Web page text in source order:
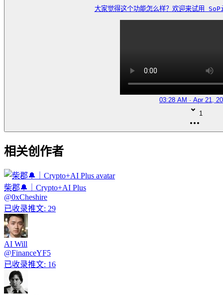
大家觉得这个功能怎么样？欢迎来试用
03:28 AM · Apr 21,
1
相关创作者
柴郡🔔｜Crypto+AI Plus
@0xCheshire
已收录推文: 29
AI Will
@FinanceYF5
已收录推文: 16